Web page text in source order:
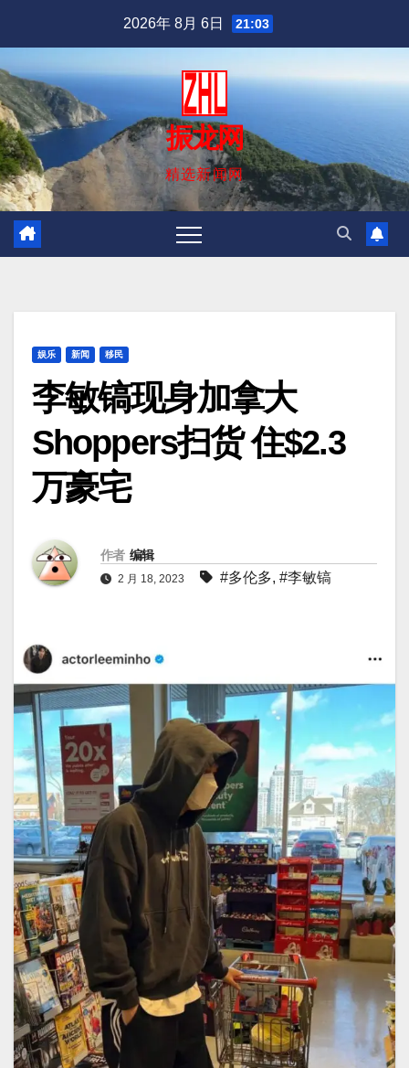
内
容
2026年 8月 6日 21:03
振龙网
精选新闻网
娱乐 新闻 移民
李敏镐现身加拿大
Shoppers扫货 住$2.3
万豪宅
作者 编辑
2 月 18, 2023 #多伦多, #李敏镐